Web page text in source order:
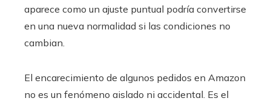
aparece como un ajuste puntual podría convertirse
en una nueva normalidad si las condiciones no
cambian.
El encarecimiento de algunos pedidos en Amazon
no es un fenómeno aislado ni accidental. Es el